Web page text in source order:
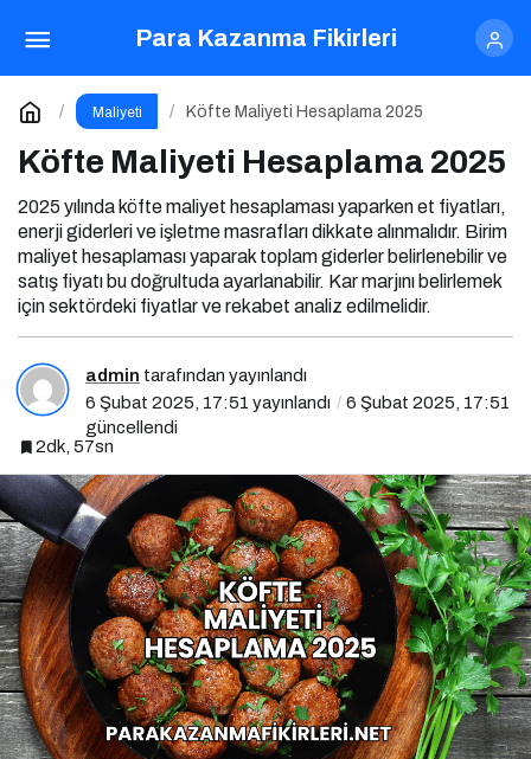
Para Kazanma Fikirleri
Maliyeti Köfte Maliyeti Hesaplama 2025
Köfte Maliyeti Hesaplama 2025
2025 yılında köfte maliyet hesaplaması yaparken et fiyatları,
enerji giderleri ve işletme masrafları dikkate alınmalıdır. Birim
maliyet hesaplaması yaparak toplam giderler belirlenebilir ve
satış fiyatı bu doğrultuda ayarlanabilir. Kar marjını belirlemek
için sektördeki fiyatlar ve rekabet analiz edilmelidir.
admin tarafından yayınlandı
6 Şubat 2025, 17:51 yayınlandı
6 Şubat 2025, 17:51
güncellendi
2dk, 57sn
Köfte Maliyeti Hesaplama 2025
Yorum Yap